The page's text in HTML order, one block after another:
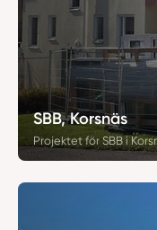
SBB, Korsnäs